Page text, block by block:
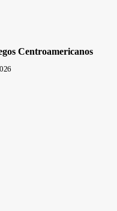
Centroamericanos